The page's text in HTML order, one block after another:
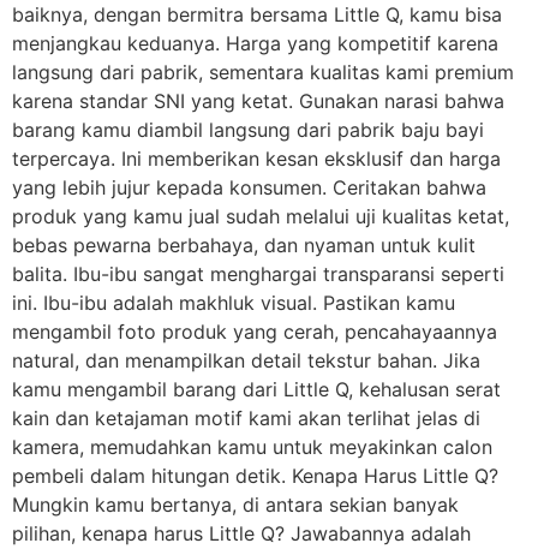
baiknya, dengan bermitra bersama Little Q, kamu bisa
menjangkau keduanya. Harga yang kompetitif karena
langsung dari pabrik, sementara kualitas kami premium
karena standar SNI yang ketat. Gunakan narasi bahwa
barang kamu diambil langsung dari pabrik baju bayi
terpercaya. Ini memberikan kesan eksklusif dan harga
yang lebih jujur kepada konsumen. Ceritakan bahwa
produk yang kamu jual sudah melalui uji kualitas ketat,
bebas pewarna berbahaya, dan nyaman untuk kulit
balita. Ibu-ibu sangat menghargai transparansi seperti
ini. Ibu-ibu adalah makhluk visual. Pastikan kamu
mengambil foto produk yang cerah, pencahayaannya
natural, dan menampilkan detail tekstur bahan. Jika
kamu mengambil barang dari Little Q, kehalusan serat
kain dan ketajaman motif kami akan terlihat jelas di
kamera, memudahkan kamu untuk meyakinkan calon
pembeli dalam hitungan detik. Kenapa Harus Little Q?
Mungkin kamu bertanya, di antara sekian banyak
pilihan, kenapa harus Little Q? Jawabannya adalah